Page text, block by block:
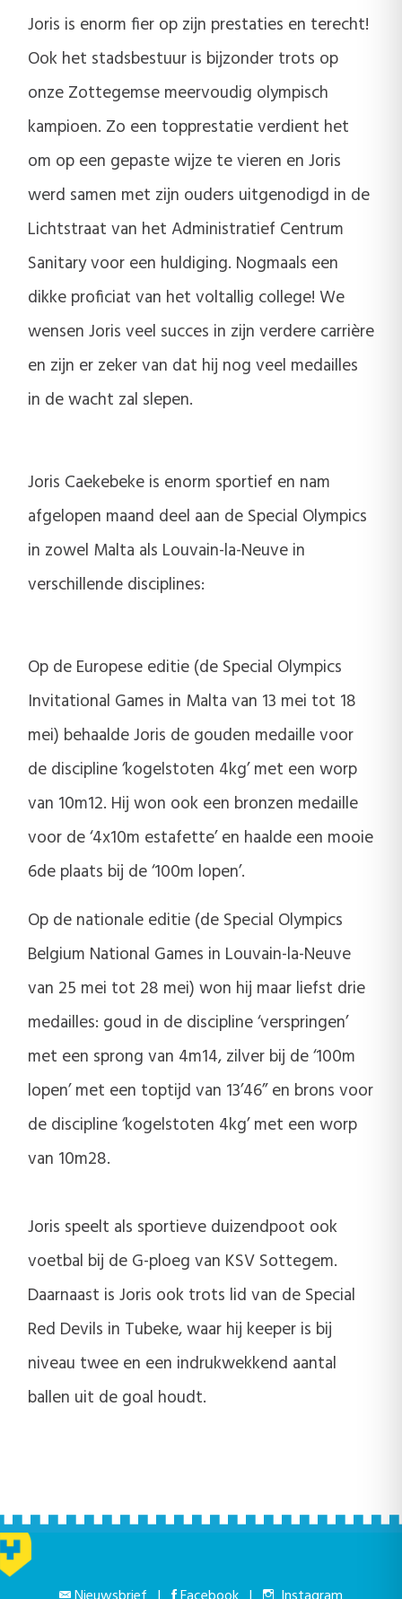
Joris is enorm fier op zijn prestaties en terecht!
Ook het stadsbestuur is bijzonder trots op
onze Zottegemse meervoudig olympisch
kampioen. Zo een topprestatie verdient het
om op een gepaste wijze te vieren en Joris
werd samen met zijn ouders uitgenodigd in de
Lichtstraat van het Administratief Centrum
Sanitary voor een huldiging. Nogmaals een
dikke proficiat van het voltallig college! We
wensen Joris veel succes in zijn verdere carrière
en zijn er zeker van dat hij nog veel medailles
in de wacht zal slepen.
Joris Caekebeke is enorm sportief en nam
afgelopen maand deel aan de Special Olympics
in zowel Malta als Louvain-la-Neuve in
verschillende disciplines:
Op de Europese editie (de Special Olympics
Invitational Games in Malta van 13 mei tot 18
mei) behaalde Joris de gouden medaille voor
de discipline ‘kogelstoten 4kg’ met een worp
van 10m12. Hij won ook een bronzen medaille
voor de ‘4x10m estafette’ en haalde een mooie
6de plaats bij de ‘100m lopen’.
Op de nationale editie (de Special Olympics
Belgium National Games in Louvain-la-Neuve
van 25 mei tot 28 mei) won hij maar liefst drie
medailles: goud in de discipline ‘verspringen’
met een sprong van 4m14, zilver bij de ‘100m
lopen’ met een toptijd van 13’46’’ en brons voor
de discipline ‘kogelstoten 4kg’ met een worp
van 10m28.
Joris speelt als sportieve duizendpoot ook
voetbal bij de G-ploeg van KSV Sottegem.
Daarnaast is Joris ook trots lid van de Special
Red Devils in Tubeke, waar hij keeper is bij
niveau twee en een indrukwekkend aantal
ballen uit de goal houdt.